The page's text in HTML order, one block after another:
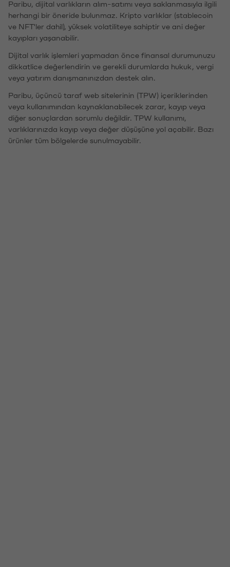
Paribu, dijital varlıkların alım-satımı veya saklanmasıyla ilgili
herhangi bir öneride bulunmaz. Kripto varlıklar (stablecoin
ve NFT'ler dahil), yüksek volatiliteye sahiptir ve ani değer
kayıpları yaşanabilir.
Dijital varlık işlemleri yapmadan önce finansal durumunuzu
dikkatlice değerlendirin ve gerekli durumlarda hukuk, vergi
veya yatırım danışmanınızdan destek alın.
Paribu, üçüncü taraf web sitelerinin (TPW) içeriklerinden
veya kullanımından kaynaklanabilecek zarar, kayıp veya
diğer sonuçlardan sorumlu değildir. TPW kullanımı,
varlıklarınızda kayıp veya değer düşüşüne yol açabilir. Bazı
ürünler tüm bölgelerde sunulmayabilir.